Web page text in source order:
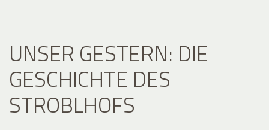
UNSER GESTERN: DIE
GESCHICHTE DES
STROBLHOFS